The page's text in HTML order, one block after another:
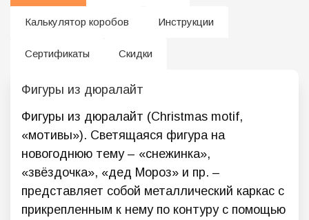
Калькулятор коробов Инструкции
Сертификаты Скидки
Фигуры из дюралайт
Фигуры из дюралайт (Christmas motif,
«мотивы»). Светящаяся фигура на
новогоднюю тему – «снежинка»,
«звёздочка», «дед Мороз» и пр. –
представляет собой металлический каркас с
прикрепленным к нему по контуру с помощью